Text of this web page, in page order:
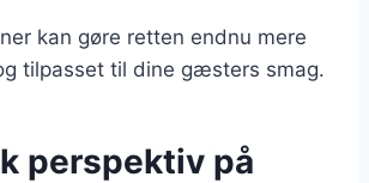
kan gøre retten endnu mere
tilpasset til dine gæsters smag.
perspektiv på